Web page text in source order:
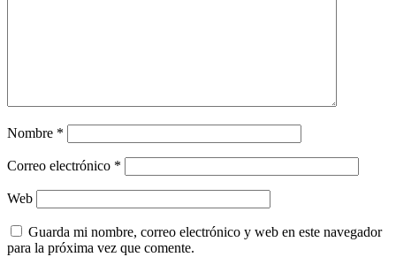
Nombre *
Correo electrónico *
Web
Guarda mi nombre, correo electrónico y web en este navegador
para la próxima vez que comente.